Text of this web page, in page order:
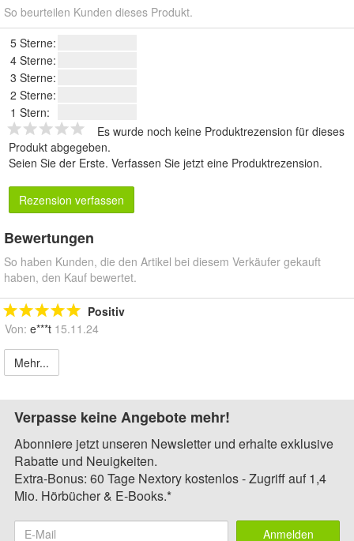
So beurteilen Kunden dieses Produkt.
5 Sterne:
4 Sterne:
3 Sterne:
2 Sterne:
1 Stern:
Es wurde noch keine Produktrezension für dieses
Produkt abgegeben.
Seien Sie der Erste. Verfassen Sie jetzt eine Produktrezension.
Rezension verfassen
Bewertungen
So haben Kunden, die den Artikel bei diesem Verkäufer gekauft
haben, den Kauf bewertet.
Positiv
Von: e***t 15.11.24
Mehr...
Verpasse keine Angebote mehr!
Abonniere jetzt unseren Newsletter und erhalte exklusive
Rabatte und Neuigkeiten.
Extra-Bonus: 60 Tage Nextory kostenlos - Zugriff auf 1,4
Mio. Hörbücher & E-Books.*
Anmelden